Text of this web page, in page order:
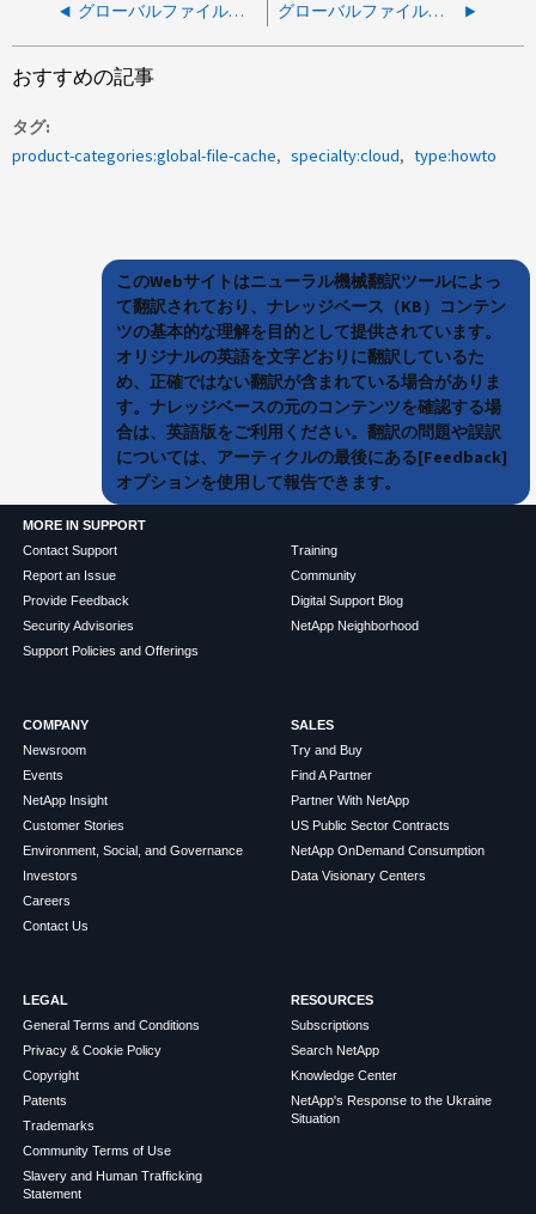
グローバルファイルキャッシュ：セキュリティIDを割り当てることはできません グローバルファイルキャッシュ：ライセンスの期限が切れたため機能が停止しました
おすすめの記事
タグ
product-categories:global-file-cache
specialty:cloud type:howto
このWebサイトはニューラル機械翻訳ツールによっ
て翻訳されており、ナレッジベース（KB）コンテン
ツの基本的な理解を目的として提供されています。
オリジナルの英語を文字どおりに翻訳しているた
め、正確ではない翻訳が含まれている場合がありま
す。ナレッジベースの元のコンテンツを確認する場
合は、英語版をご利用ください。翻訳の問題や誤訳
については、アーティクルの最後にある[Feedback]
オプションを使用して報告できます。
MORE IN SUPPORT
Contact Support
Report an Issue
Provide Feedback
Security Advisories
Support Policies and Offerings
Training
Community
Digital Support Blog
NetApp Neighborhood
COMPANY
Newsroom
Events
NetApp Insight
Customer Stories
Environment, Social, and Governance
Investors
Careers
Contact Us
SALES
Try and Buy
Find A Partner
Partner With NetApp
US Public Sector Contracts
NetApp OnDemand Consumption
Data Visionary Centers
LEGAL
General Terms and Conditions
Privacy & Cookie Policy
Copyright
Patents
Trademarks
Community Terms of Use
Slavery and Human Trafficking
Statement
RESOURCES
Subscriptions
Search NetApp
Knowledge Center
NetApp's Response to the Ukraine
Situation